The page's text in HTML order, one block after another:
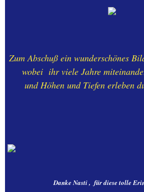
Zum Abschuß ein wunderschönes
wobei ihr viele Jahre
und Höhen und Tiefen erleben
Danke Nasti , für diese tolle